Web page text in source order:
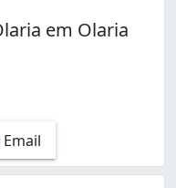
em Olaria
Email